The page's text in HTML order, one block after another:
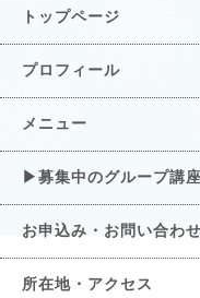
トップページ
プロフィール
メニュー
▶募集中のグループ講座
お申込み・お問い合わせ
所在地・アクセス